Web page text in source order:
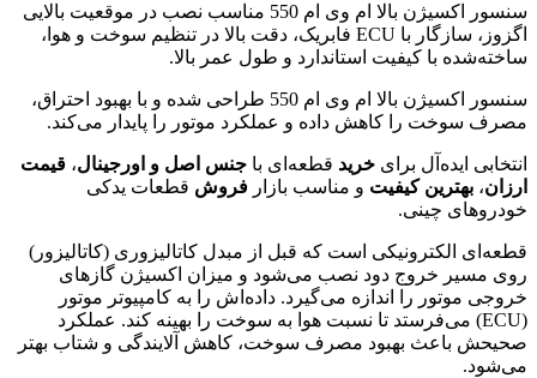
سنسور اکسیژن بالا ام وی ام 550 مناسب نصب در موقعیت بالایی
اگزوز، سازگار با ECU فابریک، دقت بالا در تنظیم سوخت و هوا،
ساخته‌شده با کیفیت استاندارد و طول عمر بالا.
سنسور اکسیژن بالا ام وی ام 550 طراحی شده و با بهبود احتراق،
مصرف سوخت را کاهش داده و عملکرد موتور را پایدار می‌کند.
انتخابی ایده‌آل برای خرید قطعه‌ای با جنس اصل و اورجینال، قیمت
ارزان، بهترین کیفیت و مناسب بازار فروش قطعات یدکی
خودروهای چینی.
قطعه‌ای الکترونیکی است که قبل از مبدل کاتالیزوری (کاتالیزور)
روی مسیر خروج دود نصب می‌شود و میزان اکسیژن گازهای
خروجی موتور را اندازه می‌گیرد. داده‌اش را به کامپیوتر موتور
(ECU) می‌فرستد تا نسبت هوا به سوخت را بهینه کند. عملکرد
صحیحش باعث بهبود مصرف سوخت، کاهش آلایندگی و شتاب بهتر
می‌شود.